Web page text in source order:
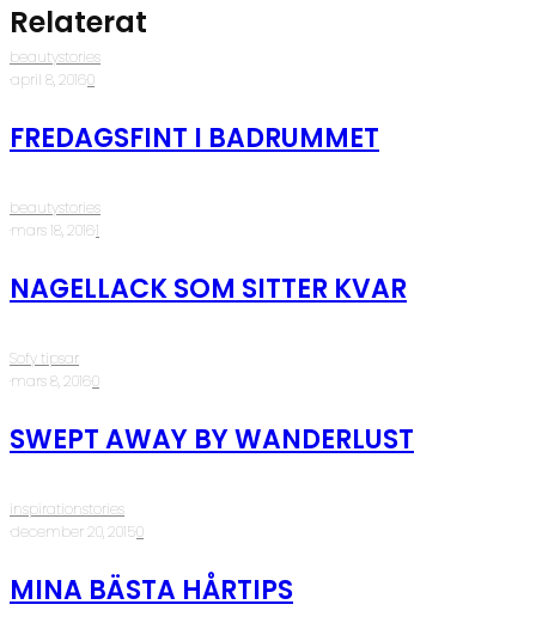
Relaterat
beautystories
·april 8, 2016·0
FREDAGSFINT I BADRUMMET
beautystories
·mars 18, 2016·1
NAGELLACK SOM SITTER KVAR
Sofy tipsar
·mars 8, 2016·0
SWEPT AWAY BY WANDERLUST
inspirationstories
·december 20, 2015·0
MINA BÄSTA HÅRTIPS